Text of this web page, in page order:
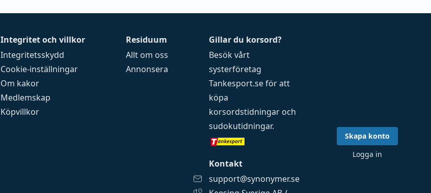
Integritet och villkor
Integritetsskydd
Cookie-inställningar
Om kakor
Medlemskap
Köpvillkor
Residuum
Allt om oss
Annonsera
Gillar du korsord?
Besök vårt
systerföretag
Tankesport.seför att
köpa
korsordstidningar och
sudokutidningar.
Kontakt
support@synonymer.se
Skapa konto
Logga in